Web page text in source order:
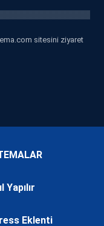
sitesini ziyaret
Yapılır
Eklenti